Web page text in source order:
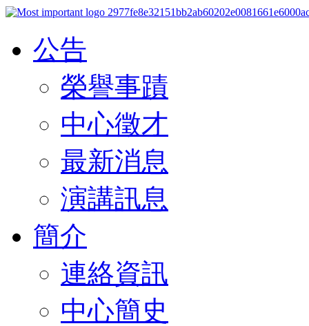
公告
榮譽事蹟
中心徵才
最新消息
演講訊息
簡介
連絡資訊
中心簡史